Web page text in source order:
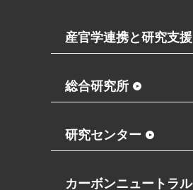
産官学連携と研究支援
総合研究所
研究センター
カーボンニュートラル